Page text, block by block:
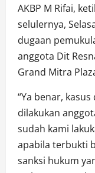
AKBP M Rifai,
selulernya,
dugaan
anggota Dit
Grand Mitra
“Ya benar,
dilakukan
sudah kami
apabila terbukti
sanksi hukum